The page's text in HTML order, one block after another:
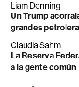
Liam Denning
Un Trump
grandes
Claudia Sahm
La Reserva
a la gente común